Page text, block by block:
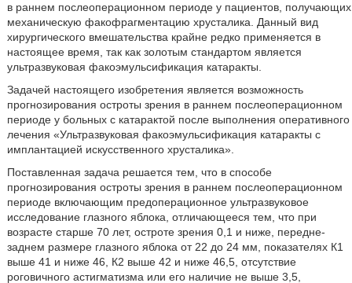
в раннем послеоперационном периоде у пациентов, получающих
механическую факофрагментацию хрусталика. Данный вид
хирургического вмешательства крайне редко применяется в
настоящее время, так как золотым стандартом является
ультразвуковая факоэмульсификация катаракты.
Задачей настоящего изобретения является возможность
прогнозирования остроты зрения в раннем послеоперационном
периоде у больных с катарактой после выполнения оперативного
лечения «Ультразвуковая факоэмульсификация катаракты с
имплантацией искусственного хрусталика».
Поставленная задача решается тем, что в способе
прогнозирования остроты зрения в раннем послеоперационном
периоде включающим предоперационное ультразвуковое
исследование глазного яблока, отличающееся тем, что при
возрасте старше 70 лет, остроте зрения 0,1 и ниже, передне-
заднем размере глазного яблока от 22 до 24 мм, показателях К1
выше 41 и ниже 46, К2 выше 42 и ниже 46,5, отсутствие
роговичного астигматизма или его наличие не выше 3,5,